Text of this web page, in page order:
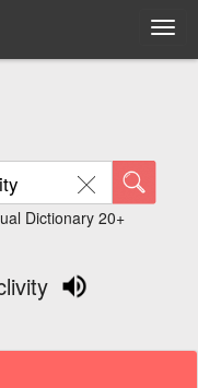
Dictionary 20+